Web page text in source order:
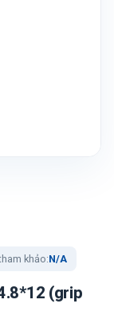
khảo:N/A
(grip